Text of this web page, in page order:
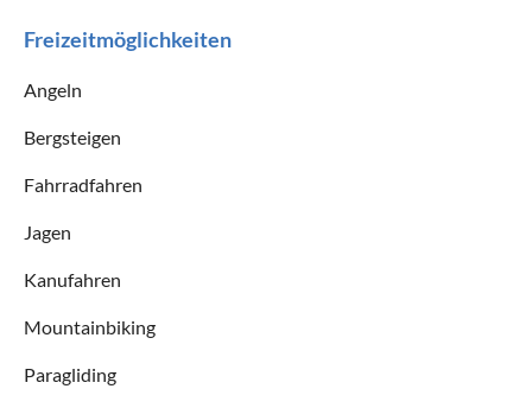
Freizeitmöglichkeiten
Angeln
Bergsteigen
Fahrradfahren
Jagen
Kanufahren
Mountainbiking
Paragliding